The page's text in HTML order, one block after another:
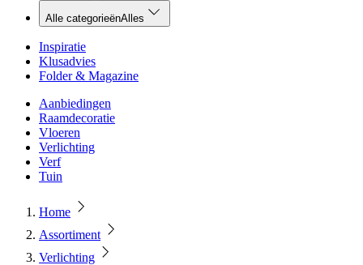
Alle categorieënAlles
Inspiratie
Klusadvies
Folder & Magazine
Aanbiedingen
Raamdecoratie
Vloeren
Verlichting
Verf
Tuin
Home
Assortiment
Verlichting